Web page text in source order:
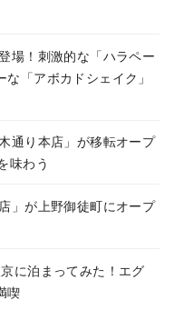
場！刺激的な「ハラペー
「アボカドシェイク」
通り本店」が移転オープ
味わう
」が上野御徒町にオープ
に泊まってみた！エグ
喫